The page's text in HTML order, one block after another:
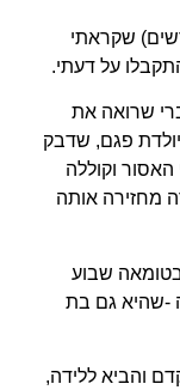
שקראתי
על דעתי.
שרואה את
פגם, שדבק
וקוללה
מחזירה אותה
שבוע
-שהיא גם בת
והביא ללידה,